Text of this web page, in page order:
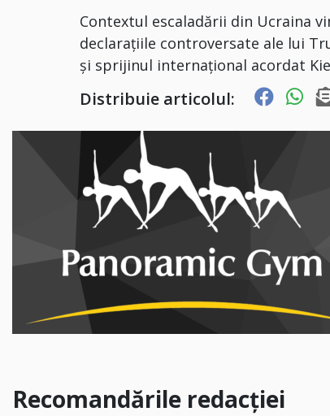
Contextul escaladării din Ucraina
declarațiile controversate ale lui
și sprijinul internațional acordat
Distribuie articolul:
Recomandările redacției